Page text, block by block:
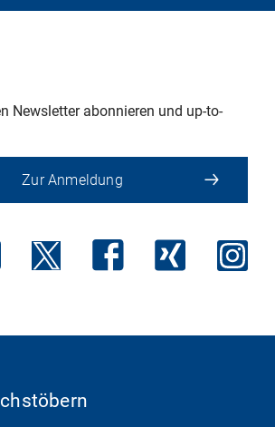
Newsletter abonnieren und up-to-
Zur Anmeldung